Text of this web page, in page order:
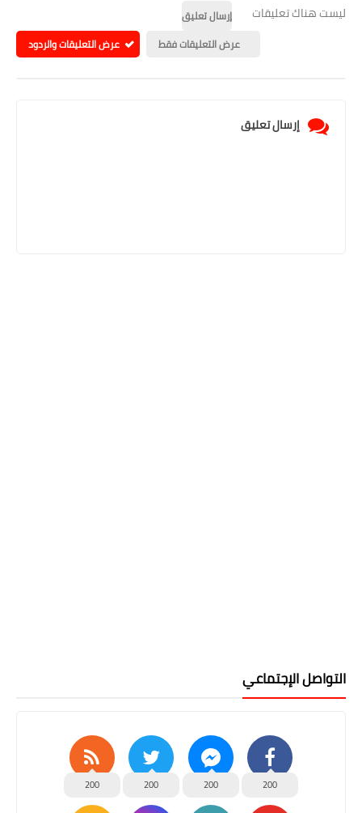
ليست هناك تعليقات
إرسال تعليق
عرض التعليقات فقط
عرض التعليقات والردود
إرسال تعليق
التواصل الإجتماعي
200
200
200
200